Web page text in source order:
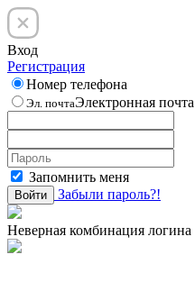
Вход
Регистрация
Номер телефона
Эл. почтаЭлектронная почта
Запомнить меня
Войти Забыли пароль?!
Неверная комбинация логина